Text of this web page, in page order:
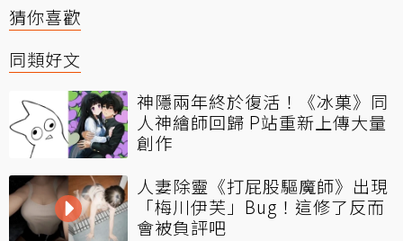
猜你喜歡
同類好文
神隱兩年終於復活！《冰菓》同
人神繪師回歸 P站重新上傳大量
創作
人妻除靈《打屁股驅魔師》出現
「梅川伊芙」Bug！這修了反而
會被負評吧